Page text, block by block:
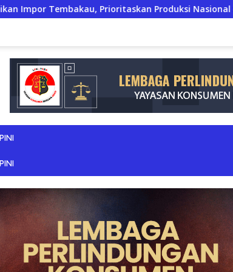
Prioritaskan Produksi Nasional Saat Panen